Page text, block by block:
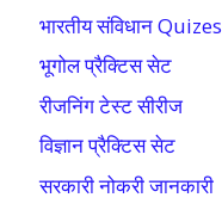
भारतीय संविधान Quizes
भूगोल प्रैक्टिस सेट
रीजनिंग टेस्ट सीरीज
विज्ञान प्रैक्टिस सेट
सरकारी नोकरी जानकारी